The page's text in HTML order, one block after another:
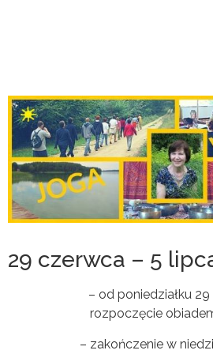
29 czerwca – 5
– od poniedziałku
rozpoczęcie
– zakończenie w